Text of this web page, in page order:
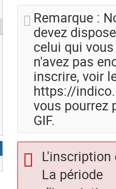
Remarque :
devez
celui qui
n'avez pas
inscrire, voir
https://
vous pourrez
GIF.
L'inscription
La période